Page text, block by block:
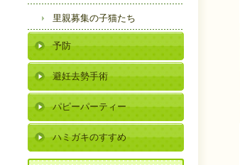
里親募集の子猫たち
予防
避妊去勢手術
パピーパーティー
ハミガキのすすめ